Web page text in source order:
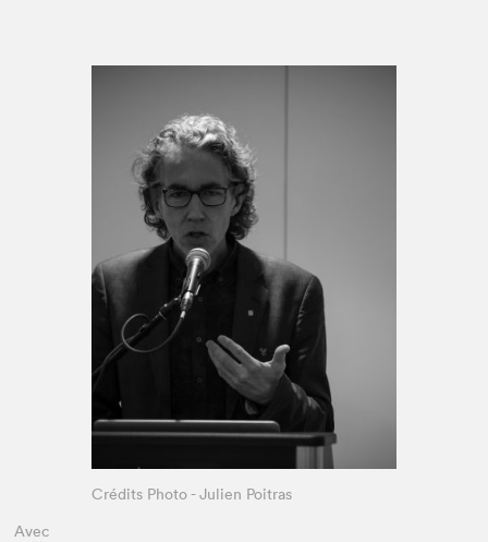
Avec
Crédits Photo - Julien Poitras